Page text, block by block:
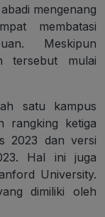
mengenang
membatasi
Meskipun
tersebut mulai
satu kampus
rangking ketiga
2023 dan versi
Hal ini juga
University.
dimiliki oleh